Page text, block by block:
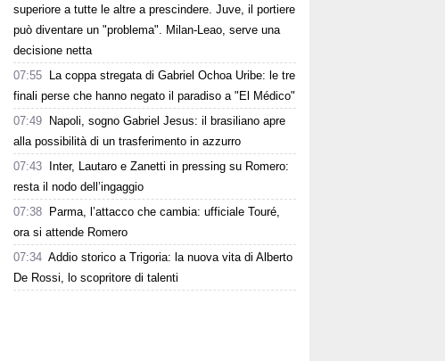
superiore a tutte le altre a prescindere. Juve, il portiere
può diventare un "problema". Milan-Leao, serve una
decisione netta
07:55
La coppa stregata di Gabriel Ochoa Uribe: le tre
finali perse che hanno negato il paradiso a "El Médico"
07:49
Napoli, sogno Gabriel Jesus: il brasiliano apre
alla possibilità di un trasferimento in azzurro
07:43
Inter, Lautaro e Zanetti in pressing su Romero:
resta il nodo dell’ingaggio
07:38
Parma, l’attacco che cambia: ufficiale Touré,
ora si attende Romero
07:34 Addio storico a Trigoria: la nuova vita di Alberto
De Rossi, lo scopritore di talenti